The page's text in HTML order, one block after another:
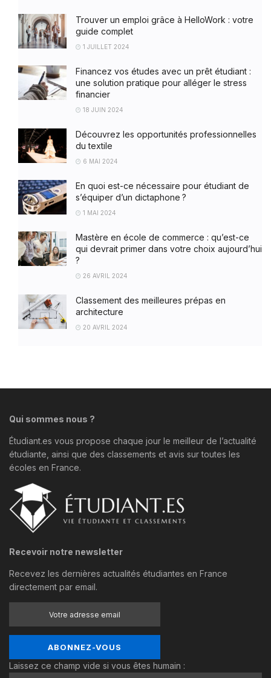
Trouver un emploi grâce à HelloWork : votre
guide complet
1 JUILLET 2024
Financez vos études avec un prêt étudiant :
une solution pratique pour alléger le stress
financier
18 JUIN 2024
Découvrez les opportunités professionnelles
du textile
6 MAI 2024
En quoi est-ce nécessaire pour étudiant de
s’équiper d’un dictaphone ?
1 MAI 2024
Mastère en école de commerce : qu’est-ce
qui devrait primer dans votre choix aujourd’hui
?
26 AVRIL 2024
Classement des meilleures prépas en
architecture
20 AVRIL 2024
Qui sommes nous ?
Étudiant.es vous propose chaque jour le meilleur de l’actualité
étudiante, ainsi que des classements et avis sur toutes les
écoles en France.
Recevoir notre newsletter
Recevez les dernières actualités étudiantes en France
directement par email.
Laissez ce champ vide si vous êtes humain :